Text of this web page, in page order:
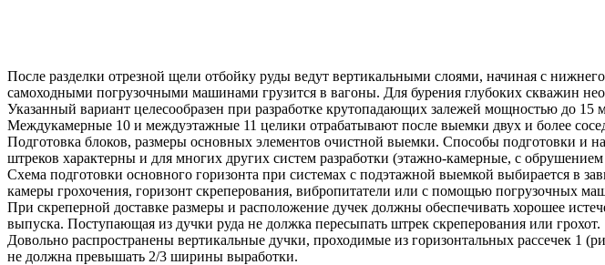
После разделки отрезной щели отбойку руды ведут вертикальными слоями, начиная с
самоходными погрузочными машинами грузится в вагоны. Для бурения глубоких скважин
Указанный вариант целесообразен при разработке крутопадающих залежей мощностью до 15
Междукамерные 10 и междуэтажные 11 целики отрабатывают после выемки двух и более
Подготовка блоков, размеры основных элементов очистной выемки. Способы подготовки и
штреков характерны и для многих других систем разработки (этажно-камерные, с
Схема подготовки основного горизонта при системах с подэтажной выемкой выбирается в
камеры грохочения, горизонт скреперования, вибропитатели или с помощью погрузочных
При скреперной доставке размеры и расположение дучек должны обеспечивать хорошее
выпуска. Поступающая из дучки руда не должка пересыпать штрек скреперования или грохот.
Довольно распространены вертикальные дучки, проходимые из горизонтальных рассечек 1
не должна превышать 2/3 ширины выработки.